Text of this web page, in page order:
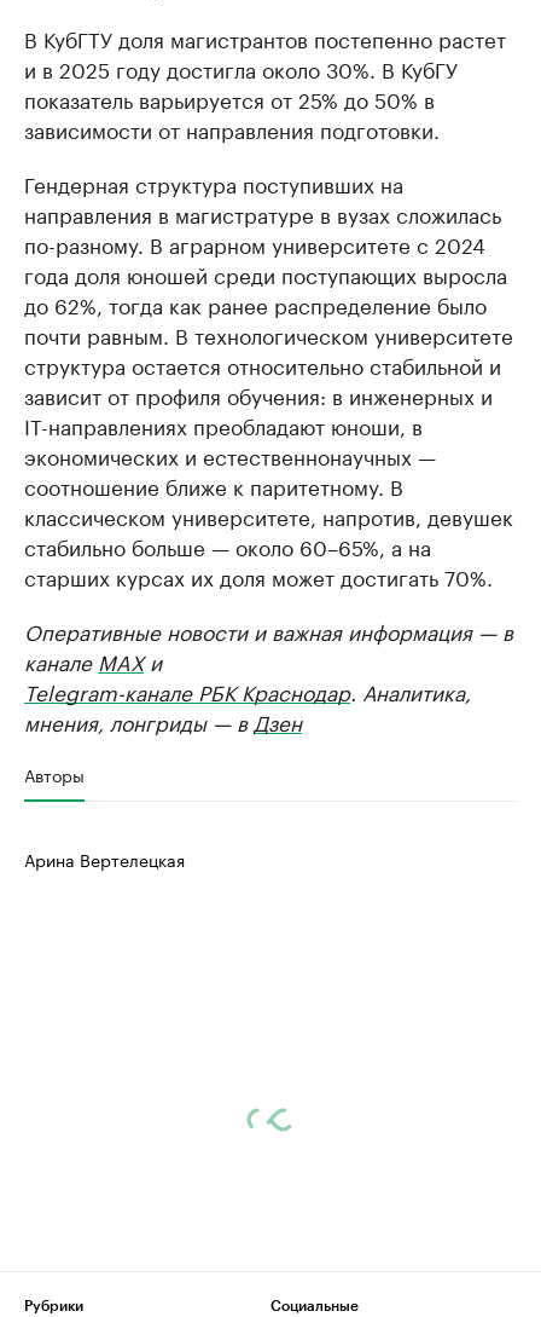
В КубГТУ доля магистрантов постепенно растет
и в 2025 году достигла около 30%. В КубГУ
показатель варьируется от 25% до 50% в
зависимости от направления подготовки.
Гендерная структура поступивших на
направления в магистратуре в вузах сложилась
по-разному. В аграрном университете с 2024
года доля юношей среди поступающих выросла
до 62%, тогда как ранее распределение было
почти равным. В технологическом университете
структура остается относительно стабильной и
зависит от профиля обучения: в инженерных и
IT-направлениях преобладают юноши, в
экономических и естественнонаучных —
соотношение ближе к паритетному. В
классическом университете, напротив, девушек
стабильно больше — около 60–65%, а на
старших курсах их доля может достигать 70%.
Оперативные новости и важная информация — в
канале MAXи
Telegram-канале РБК Краснодар. Аналитика,
мнения, лонгриды — в Дзен
Авторы
Арина Вертелецкая
Рубрики
Социальные